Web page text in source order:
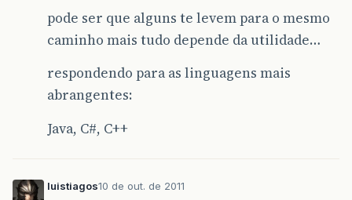
pode ser que alguns te levem para o mesmo
caminho mais tudo depende da utilidade…
respondendo para as linguagens mais
abrangentes:
Java, C#, C++
luistiagos10 de out. de 2011